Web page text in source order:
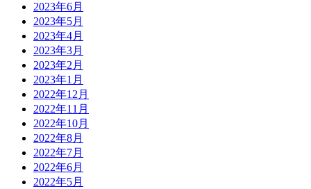
2023年6月
2023年5月
2023年4月
2023年3月
2023年2月
2023年1月
2022年12月
2022年11月
2022年10月
2022年8月
2022年7月
2022年6月
2022年5月